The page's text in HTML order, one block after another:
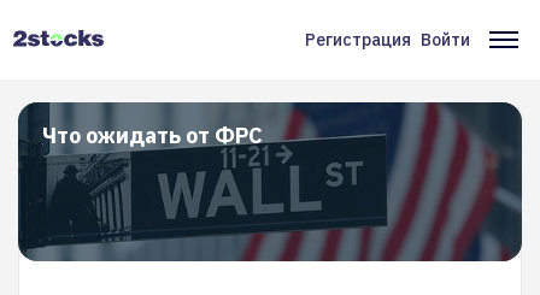
Меню
учётной
записи
пользователя
Регистрация Войти
Что ожидать от ФРС